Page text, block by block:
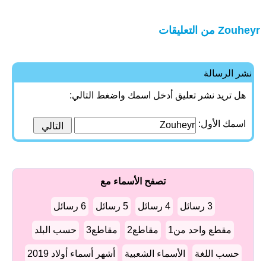
Zouheyr من التعليقات
نشر الرسالة
هل تريد نشر تعليق أدخل اسمك واضغط التالي:
اسمك الأول:
تصفح الأسماء مع
3 رسائل 4 رسائل 5 رسائل 6 رسائل
مقطع واحد من1 مقاطع2 مقاطع3 حسب البلد
حسب اللغة الأسماء الشعبية أشهر أسماء أولاد 2019